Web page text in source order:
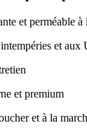
et perméable à
et aux
et premium
et à la